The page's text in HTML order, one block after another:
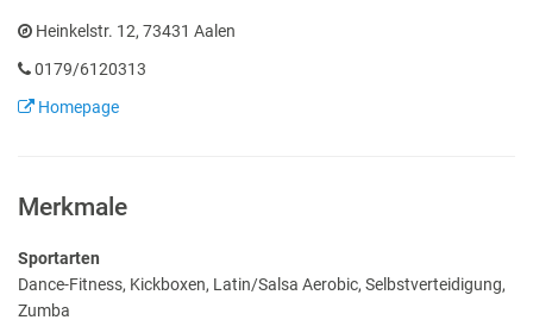
Heinkelstr. 12, 73431 Aalen
0179/6120313
Homepage
Merkmale
Sportarten
Dance-Fitness, Kickboxen, Latin/Salsa Aerobic, Selbstverteidigung,
Zumba